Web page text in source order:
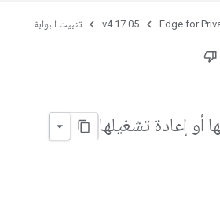
Edge for
v4.17.05 تثبيت البوابة
أو إعادة تشغيلها